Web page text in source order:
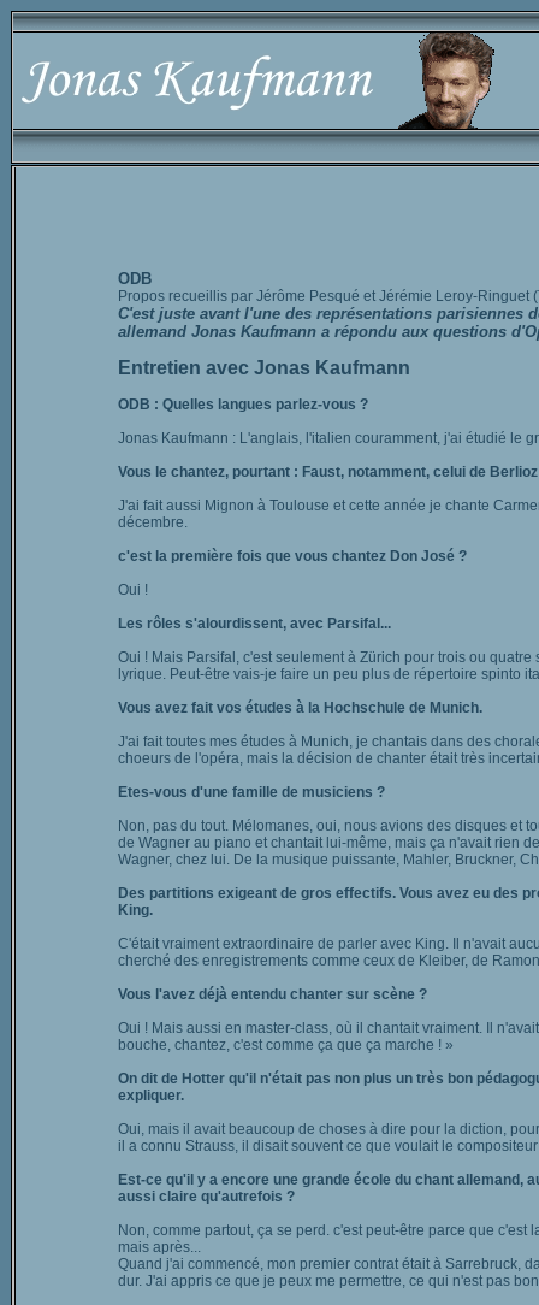
ODB
Propos recueillis par Jérôme Pesqué et Jérémie Leroy-
C'est juste avant l'une des représentations parisiennes
allemand Jonas Kaufmann a répondu aux questions
Entretien avec Jonas Kaufmann
ODB : Quelles langues parlez-vous ?
Jonas Kaufmann : L'anglais, l'italien couramment, j'ai étudié le
Vous le chantez, pourtant : Faust, notamment, celui de
J'ai fait aussi Mignon à Toulouse et cette année je chante
décembre.
c'est la première fois que vous chantez Don José ?
Oui !
Les rôles s'alourdissent, avec Parsifal...
Oui ! Mais Parsifal, c'est seulement à Zürich pour trois ou
lyrique. Peut-être vais-je faire un peu plus de répertoire spinto
Vous avez fait vos études à la Hochschule de Munich.
J'ai fait toutes mes études à Munich, je chantais dans des
choeurs de l'opéra, mais la décision de chanter était très
Etes-vous d'une famille de musiciens ?
Non, pas du tout. Mélomanes, oui, nous avions des disques et
de Wagner au piano et chantait lui-même, mais ça n'avait rien
Wagner, chez lui. De la musique puissante, Mahler, Bruckner,
Des partitions exigeant de gros effectifs. Vous avez eu des
King.
C'était vraiment extraordinaire de parler avec King. Il n'avait
cherché des enregistrements comme ceux de Kleiber, de
Vous l'avez déjà entendu chanter sur scène ?
Oui ! Mais aussi en master-class, où il chantait vraiment. Il
bouche, chantez, c'est comme ça que ça marche ! »
On dit de Hotter qu'il n'était pas non plus un très bon
expliquer.
Oui, mais il avait beaucoup de choses à dire pour la diction,
il a connu Strauss, il disait souvent ce que voulait le
Est-ce qu'il y a encore une grande école du chant allemand,
aussi claire qu'autrefois ?
Non, comme partout, ça se perd. c'est peut-être parce que
mais après...
Quand j'ai commencé, mon premier contrat était à Sarrebruck,
dur. J'ai appris ce que je peux me permettre, ce qui n'est pas